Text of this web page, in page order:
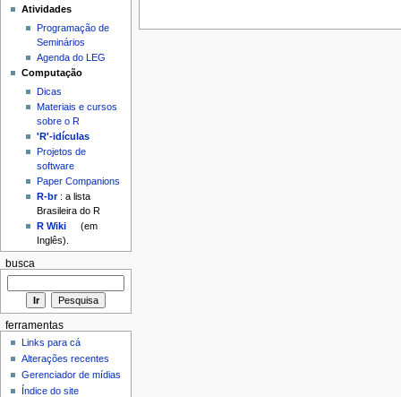
Atividades
Programação de
Seminários
Agenda do LEG
Computação
Dicas
Materiais e cursos
sobre o R
'R'-idículas
Projetos de
software
Paper Companions
R-br: a lista
Brasileira do R
R Wiki
(em
Inglês).
busca
ferramentas
Links para cá
Alterações recentes
Gerenciador de mídias
Índice do site